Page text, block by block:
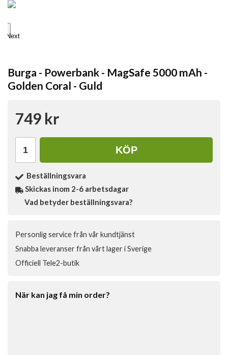
Next
Burga - Powerbank - MagSafe 5000 mAh -
Golden Coral - Guld
749 kr
KÖP
Beställningsvara
Skickas inom 2-6 arbetsdagar
Vad betyder beställningsvara?
Personlig service från vår kundtjänst
Snabba leveranser från vårt lager i Sverige
Officiell Tele2-butik
När kan jag få min order?